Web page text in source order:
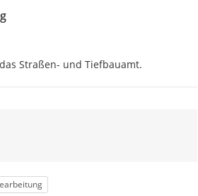
Straßen- und Tiefbauamt.